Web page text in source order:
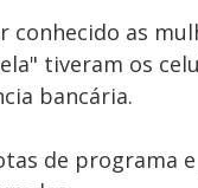
as
tiveram os
bancária.
de programa